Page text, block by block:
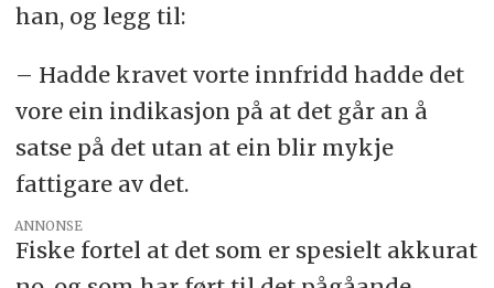
han, og legg til:
– Hadde kravet vorte innfridd hadde det
vore ein indikasjon på at det går an å
satse på det utan at ein blir mykje
fattigare av det.
ANNONSE
Fiske fortel at det som er spesielt akkurat